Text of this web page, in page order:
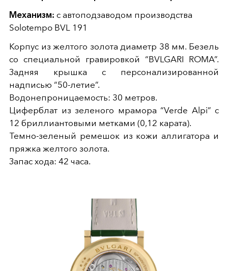
Механизм: с автоподзаводом производства
Solotempo BVL 191
Корпус из желтого золота диаметр 38 мм. Безель
со специальной гравировкой “BVLGARI ROMA”.
Задняя крышка с персонализированной
надписью “50-летие”.
Водонепроницаемость: 30 метров.
Циферблат из зеленого мрамора “Verde Alpi” с
12 бриллиантовыми метками (0,12 карата).
Темно-зеленый ремешок из кожи аллигатора и
пряжка желтого золота.
Запас хода: 42 часа.